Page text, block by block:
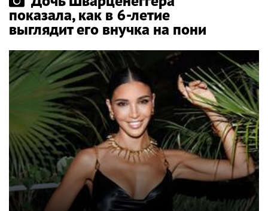
показала, как в 6-летие
выглядит его внучка на пони